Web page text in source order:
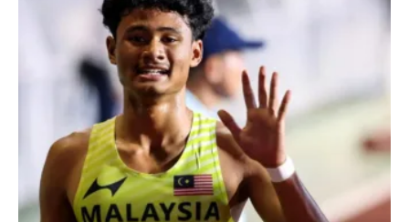
seni Fragment serta nilai estetika jenama Maserati. Dua
gaya hoodie, t-shirt oversized dan topi besbol
menampilkan logo dua jenaman ikonik tersebut.
Ads